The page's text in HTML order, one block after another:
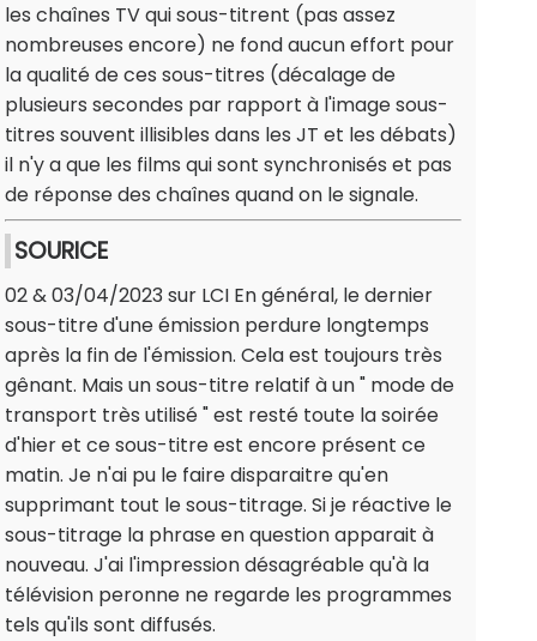
les chaînes TV qui sous-titrent (pas assez
nombreuses encore) ne fond aucun effort pour
la qualité de ces sous-titres (décalage de
plusieurs secondes par rapport à l'image sous-
titres souvent illisibles dans les JT et les débats)
il n'y a que les films qui sont synchronisés et pas
de réponse des chaînes quand on le signale.
SOURICE
02 & 03/04/2023 sur LCI En général, le dernier
sous-titre d'une émission perdure longtemps
après la fin de l'émission. Cela est toujours très
gênant. Mais un sous-titre relatif à un " mode de
transport très utilisé " est resté toute la soirée
d'hier et ce sous-titre est encore présent ce
matin. Je n'ai pu le faire disparaitre qu'en
supprimant tout le sous-titrage. Si je réactive le
sous-titrage la phrase en question apparait à
nouveau. J'ai l'impression désagréable qu'à la
télévision peronne ne regarde les programmes
tels qu'ils sont diffusés.